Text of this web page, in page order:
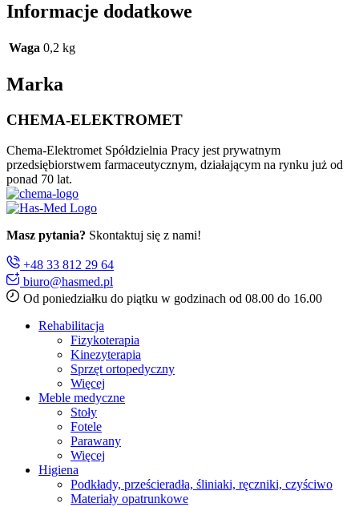
Informacje dodatkowe
Waga 0,2 kg
Marka
CHEMA-ELEKTROMET
Chema-Elektromet Spółdzielnia Pracy jest prywatnym
przedsiębiorstwem farmaceutycznym, działającym na rynku już od
ponad 70 lat.
Masz pytania? Skontaktuj się z nami!
+48 33 812 29 64
biuro@hasmed.pl
Od poniedziałku do piątku w godzinach od 08.00 do 16.00
Rehabilitacja
Fizykoterapia
Kinezyterapia
Sprzęt ortopedyczny
Więcej
Meble medyczne
Stoły
Fotele
Parawany
Więcej
Higiena
Podkłady, prześcieradła, śliniaki, ręczniki, czyściwo
Materiały opatrunkowe